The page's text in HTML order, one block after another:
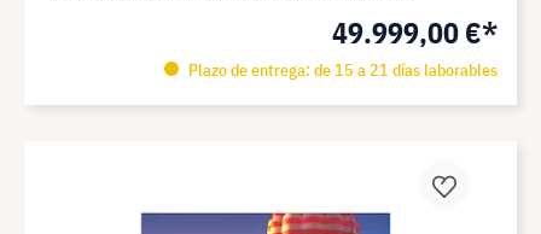
49.999,00 €*
Plazo de entrega: de 15 a 21 días laborables